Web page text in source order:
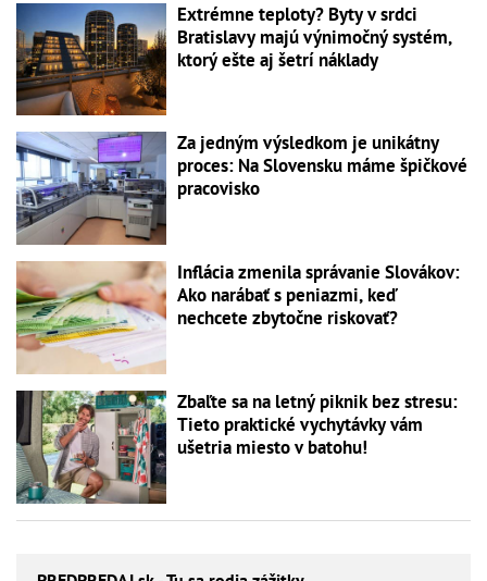
Extrémne teploty? Byty v srdci
Bratislavy majú výnimočný systém,
ktorý ešte aj šetrí náklady
Za jedným výsledkom je unikátny
proces: Na Slovensku máme špičkové
pracovisko
Inflácia zmenila správanie Slovákov:
Ako narábať s peniazmi, keď
nechcete zbytočne riskovať?
Zbaľte sa na letný piknik bez stresu:
Tieto praktické vychytávky vám
ušetria miesto v batohu!